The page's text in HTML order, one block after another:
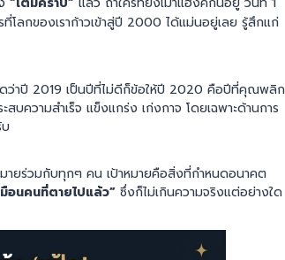
ลกของเราก้าวเข้าสู่ปี 2000 ได้แม่นอยู่เลย รู้สึกแก่
ดว่าปี 2019 เป็นปีที่ไม่ดีก็ข้อให้ปี 2020 คือปีที่คุณพลิก
ความสำเร็จ แข็งแกร่ง เก่งกาจ โดยเฉพาะด้านการ
มายร่วมกับทุกๆ คน เป้าหมายคือสิ่งที่กำหนดอนาคต
อนคนที่ตายไปแล้ว” ซึ่งก็ไม่เกินความจริงแต่อย่างใด